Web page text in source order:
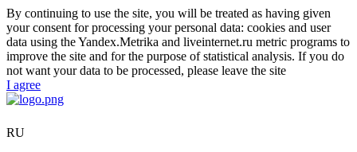
By continuing to use the site, you will be treated as having given
your consent for processing your personal data: cookies and user
data using the Yandex.Metrika and liveinternet.ru metric programs to
improve the site and for the purpose of statistical analysis. If you do
not want your data to be processed, please leave the site
I agree
RU